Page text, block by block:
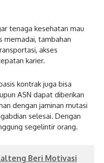
tenaga kesehatan mau
memadai, tambahan
akses
karier.
kontrak juga bisa
ASN dapat diberikan
dengan jaminan mutasi
selesai. Dengan
segelintir orang.
Beri Motivasi